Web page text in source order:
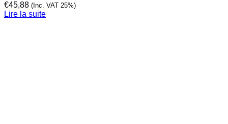
€45,88 (Inc. VAT 25%)
Lire la suite